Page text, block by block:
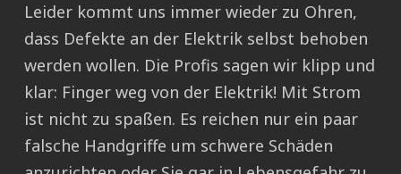
Leider kommt uns immer wieder zu Ohren,
dass Defekte an der Elektrik selbst behoben
werden wollen. Die Profis sagen wir klipp und
klar: Finger weg von der Elektrik! Mit Strom
ist nicht zu spaßen. Es reichen nur ein paar
falsche Handgriffe um schwere Schäden